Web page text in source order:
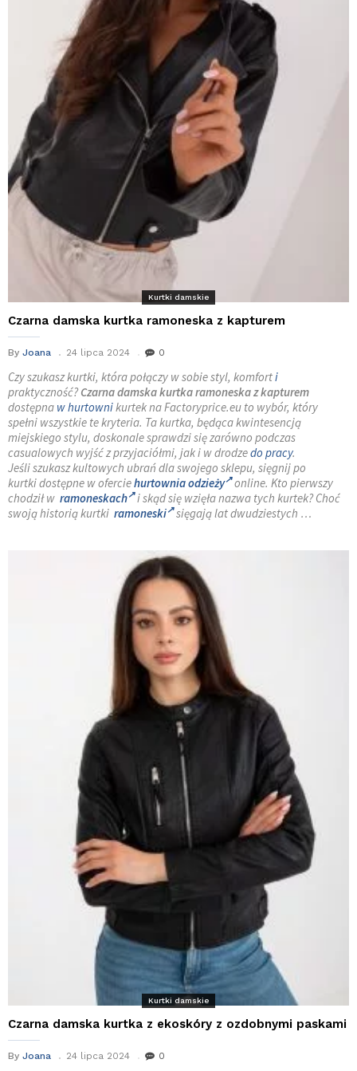
Kurtki damskie
Czarna damska kurtka ramoneska z kapturem
By Joana 24 lipca 2024 0
Czy szukasz kurtki, która połączy w sobie styl, komforti
praktyczność?Czarna damska kurtka ramoneska z kapturem
dostępna w hurtownikurtek na Factoryprice.eu to wybór, który
spełni wszystkie te kryteria. Ta kurtka, będąca kwintesencją
miejskiego stylu, doskonale sprawdzi się zarówno podczas
casualowych wyjść z przyjaciółmi, jak i w drodzedo pracy.
Jeśli szukasz kultowych ubrań dla swojego sklepu, sięgnij po
kurtki dostępne w oferciehurtownia odzieży
online. Kto pierwszy
chodził w ramoneskach i skąd się wzięła nazwa tych kurtek? Choć
swoją historią kurtki ramoneski sięgają lat dwudziestych …
Kurtki damskie
Czarna damska kurtka z ekoskóry z ozdobnymi paskami
By Joana 24 lipca 2024 0